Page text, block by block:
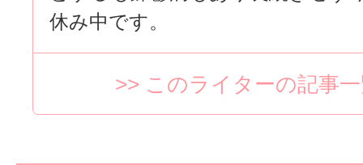
休み中です。
>> このライターの記事